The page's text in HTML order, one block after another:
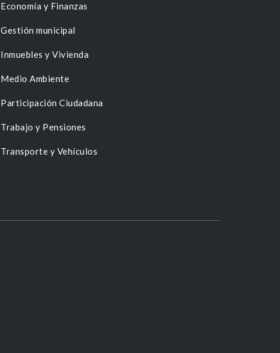
Economía y Finanzas
Gestión municipal
Inmuebles y Vivienda
Medio Ambiente
Participación Ciudadana
Trabajo y Pensiones
Transporte y Vehículos